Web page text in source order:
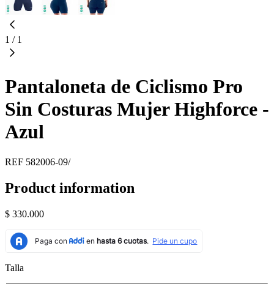
1 / 1
Pantaloneta de Ciclismo Pro
Sin Costuras Mujer Highforce -
Azul
REF 582006-09/
Product information
$ 330.000
Talla